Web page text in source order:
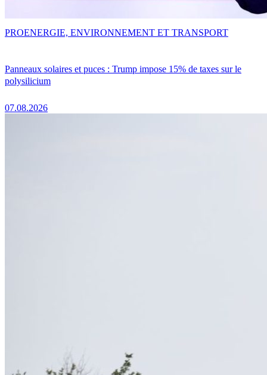
Panneaux solaires et puces : Trump impose 15% de taxes sur le
polysilicium
07.08.2026
PROENERGIE, ENVIRONNEMENT ET TRANSPORT